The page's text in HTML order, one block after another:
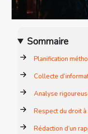
Sommaire
Planification
Collecte
Analyse
Respect du droit
Rédaction d’un